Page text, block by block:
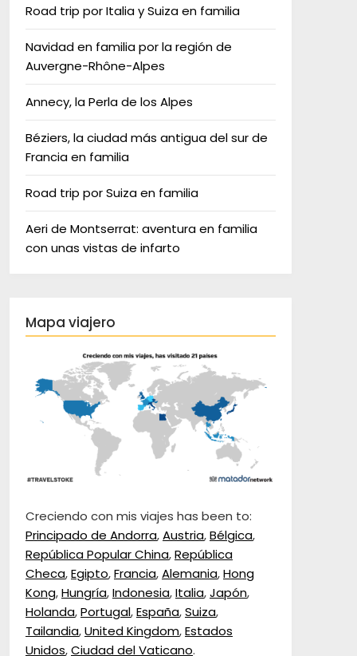
Road trip por Italia y Suiza en familia
Navidad en familia por la región de
Auvergne-Rhône-Alpes
Annecy, la Perla de los Alpes
Béziers, la ciudad más antigua del sur de
Francia en familia
Road trip por Suiza en familia
Aeri de Montserrat: aventura en familia
con unas vistas de infarto
Mapa viajero
Creciendo con mis viajes has been to:
Principado de Andorra,Austria,Bélgica,
República Popular China,República
Checa,Egipto,Francia,Alemania,Hong
Kong,Hungría,Indonesia,Italia,Japón,
Holanda,Portugal,España,Suiza,
Tailandia,United Kingdom,Estados
Unidos,Ciudad del Vaticano.